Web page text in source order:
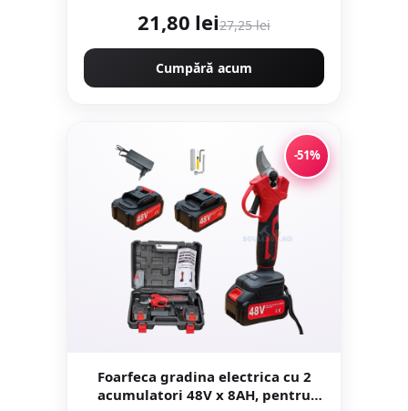
21,80 lei27,25 lei
Cumpără acum
-51%
Foarfeca gradina electrica cu 2
acumulatori 48V x 8AH, pentru